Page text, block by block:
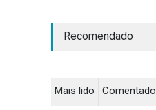
Recomendado
Mais lido Comentado